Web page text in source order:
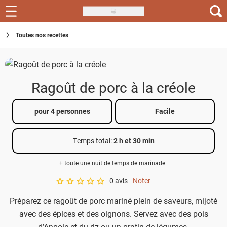
Skip
to
main
Recettes
Inspirations
Menu de la semaine
Actus
Téléchargez l'app Saveurs Recettes
Toutes nos recettes
Ragoût de porc à la créole
pour 4 personnes Facile
Temps total:2 h et 30 min
+ toute une nuit de temps de marinade
A star rating of 0 out of 5.
0 avis Noter
Préparez ce ragoût de porc mariné plein de saveurs, mijoté
avec des épices et des oignons. Servez avec des pois